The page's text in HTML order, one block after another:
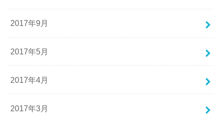
2017年9月
2017年5月
2017年4月
2017年3月